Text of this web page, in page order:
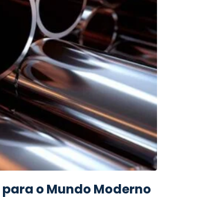
o Mundo Moderno